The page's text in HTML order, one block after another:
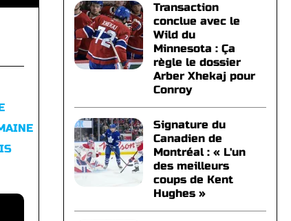
Transaction
conclue avec le
Wild du
Minnesota : Ça
règle le dossier
Arber Xhekaj pour
Conroy
Signature du
Canadien de
Montréal : « L'un
des meilleurs
coups de Kent
Hughes »